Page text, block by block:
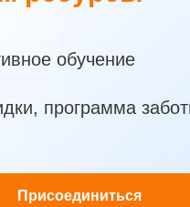
обучение
программа
Присоединиться